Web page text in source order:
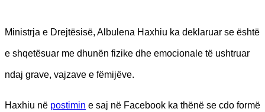
Ministrja e Drejtësisë, Albulena Haxhiu ka deklaruar se është
e shqetësuar me dhunën fizike dhe emocionale të ushtruar
ndaj grave, vajzave e fëmijëve.
Haxhiu në postimin e saj në Facebook ka thënë se cdo formë